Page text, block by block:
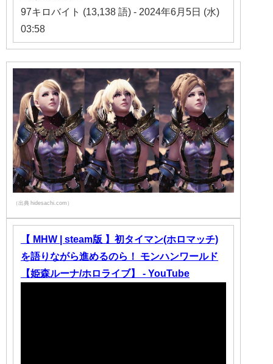
97キロバイト (13,138 語) - 2024年6月5日 (水)
03:58
（出典 hidesachi.com）
【 MHW | steam版 】初タイマン(ホロマッチ)
を語りながら進めるのら！ モンハンワールド
【姫森ルーナ/ホロライブ】 - YouTube